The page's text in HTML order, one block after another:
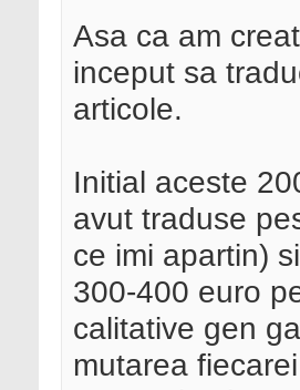
Asa ca am
inceput sa
articole.
Initial aceste
avut traduse
ce imi apartin)
300-400 euro
calitative gen
mutarea